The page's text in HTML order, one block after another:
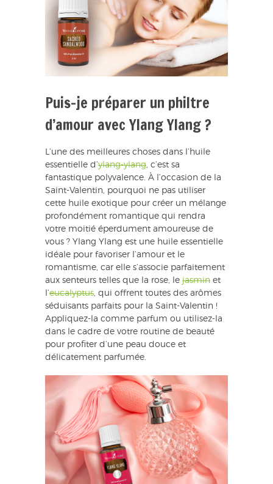
Puis-je préparer un philtre
d’amour avec Ylang Ylang ?
L’une des meilleures choses dans l’huile
essentielle d’ylang-ylang, c’est sa
fantastique polyvalence. À l’occasion de la
Saint-Valentin, pourquoi ne pas utiliser
cette huile exotique pour créer un mélange
profondément romantique qui rendra
votre moitié éperdument amoureuse de
vous ? Ylang Ylang est une huile essentielle
idéale pour favoriser l’amour et le
romantisme, car elle s’associe parfaitement
aux senteurs telles que la rose, le jasmin et
l’eucalyptus, qui offrent toutes des arômes
séduisants parfaits pour la Saint-Valentin !
Appliquez-la comme parfum ou utilisez-la
dans le cadre de votre routine de beauté
pour profiter d’une peau douce et
délicatement parfumée.